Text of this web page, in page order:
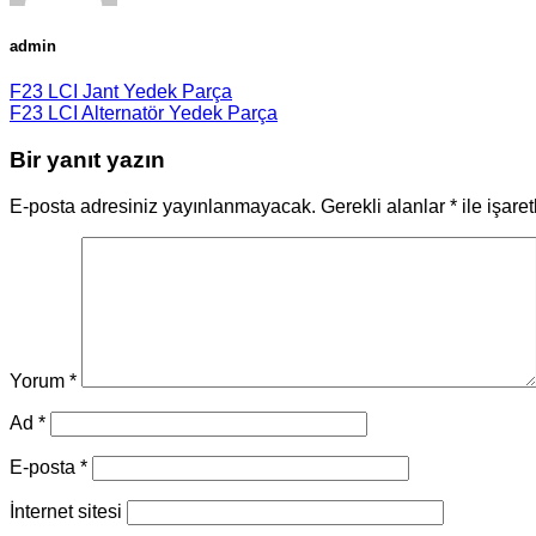
admin
F23 LCI Jant Yedek Parça
F23 LCI Alternatör Yedek Parça
Bir yanıt yazın
E-posta adresiniz yayınlanmayacak. Gerekli alanlar * ile
Yorum *
Ad *
E-posta *
İnternet sitesi